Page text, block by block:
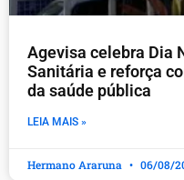
Agevisa celebra Dia
Sanitária e reforça
da saúde pública
LEIA MAIS »
Hermano Araruna 06/08/